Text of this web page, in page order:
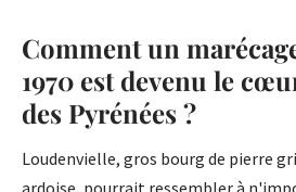
Comment un
1970 est devenu le
des Pyrénées ?
Loudenvielle, gros bourg de pierre